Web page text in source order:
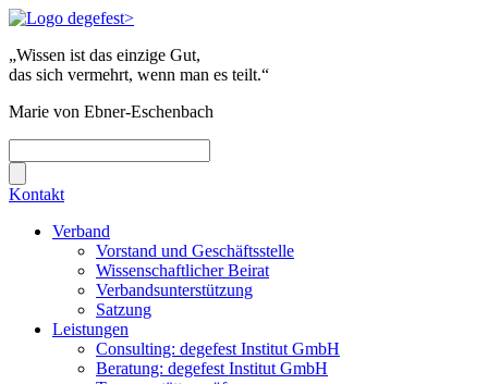
„Wissen ist das einzige Gut,
das sich vermehrt, wenn man es teilt.“
Marie von Ebner-Eschenbach
Kontakt
Verband
Vorstand und Geschäftsstelle
Wissenschaftlicher Beirat
Verbandsunterstützung
Satzung
Leistungen
Consulting: degefest Institut GmbH
Beratung: degefest Institut GmbH